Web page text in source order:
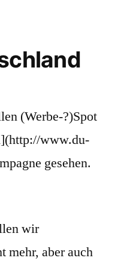
(Werbe-?)Spot
www.du-
gesehen.
wir
mehr, aber auch